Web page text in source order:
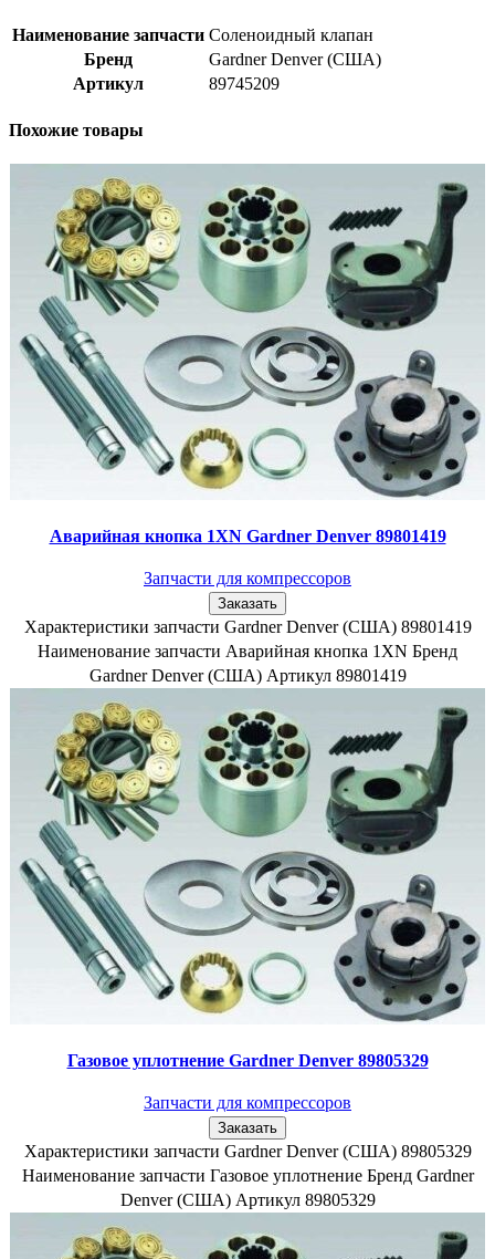
Наименование запчасти Соленоидный клапан
Бренд
Gardner Denver (США)
Артикул
89745209
Похожие товары
Аварийная кнопка 1XN Gardner Denver 89801419
Запчасти для компрессоров
Заказать
Характеристики запчасти Gardner Denver (США) 89801419
Наименование запчасти Аварийная кнопка 1XN Бренд
Gardner Denver (США) Артикул 89801419
Газовое уплотнение Gardner Denver 89805329
Запчасти для компрессоров
Заказать
Характеристики запчасти Gardner Denver (США) 89805329
Наименование запчасти Газовое уплотнение Бренд Gardner
Denver (США) Артикул 89805329